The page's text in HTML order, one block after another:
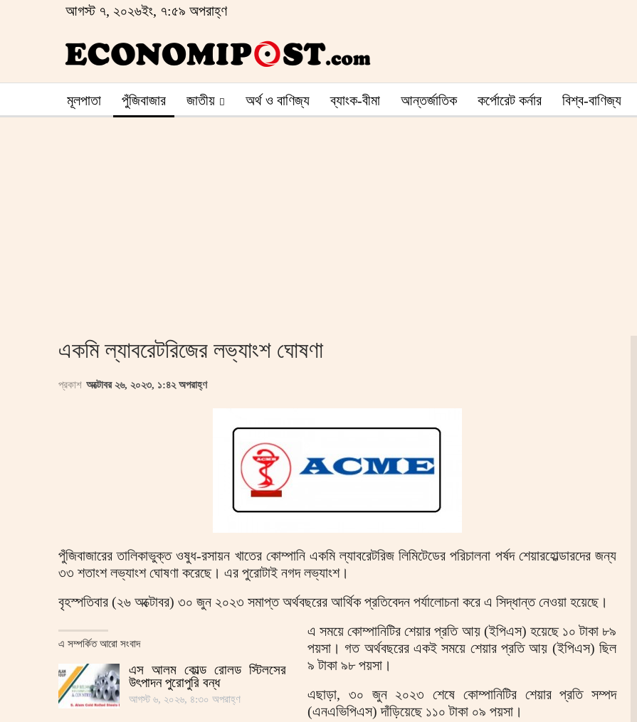
আগস্ট ৭, ২০২৬ইং, ৭:৫৯ অপরাহ্ণ
মূলপাতা পুঁজিবাজার জাতীয় অর্থ ও বাণিজ্য ব্যাংক-বীমা আন্তর্জাতিক কর্পোরেট কর্নার বিশ্ব-বাণিজ্য
একমি ল্যাবরেটরিজের লভ্যাংশ ঘোষণা
প্রকাশ অক্টোবর ২৬, ২০২৩, ১:৪২ অপরাহ্ণ
পুঁজিবাজারের তালিকাভুক্ত ওষুধ-রসায়ন খাতের কোম্পানি একমি ল্যাবরেটরিজ লিমিটেডের পরিচালনা পর্ষদ শেয়ারহোল্ডারদের জন্য
৩৩ শতাংশ লভ্যাংশ ঘোষণা করেছে। এর পুরোটাই নগদ লভ্যাংশ।
বৃহস্পতিবার (২৬ অক্টোবর) ৩০ জুন ২০২৩ সমাপ্ত অর্থবছরের আর্থিক প্রতিবেদন পর্যালোচনা করে এ সিদ্ধান্ত নেওয়া হয়েছে।
এ সম্পর্কিত আরো সংবাদ
এস আলম কোল্ড রোলড স্টিলসের
উৎপাদন পুরোপুরি বন্ধ
আগস্ট ৬, ২০২৬, ৪:৩০ অপরাহ্ণ
এ সময়ে কোম্পানিটির শেয়ার প্রতি আয় (ইপিএস) হয়েছে ১০ টাকা ৮৯
পয়সা। গত অর্থবছরের একই সময়ে শেয়ার প্রতি আয় (ইপিএস) ছিল
৯ টাকা ৯৮ পয়সা।
এছাড়া, ৩০ জুন ২০২৩ শেষে কোম্পানিটির শেয়ার প্রতি সম্পদ
(এনএভিপিএস) দাঁড়িয়েছে ১১০ টাকা ০৯ পয়সা।